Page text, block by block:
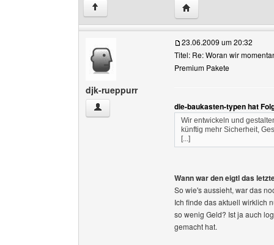
↑ Website dieses
djk-rueppurr
djk-rueppurr Benutzer-Profile anzeigen
23.06.2009 um 20:32
Titel: Re: Woran wir
Premium Pakete
die-baukasten-typen hat
Wir entwickeln und
künftig mehr Sicherheit,
[...]
Wann war den eigtl das
So wie's aussieht, war das
Ich finde das aktuell wirklich
so wenig Geld? Ist ja auch
gemacht hat.